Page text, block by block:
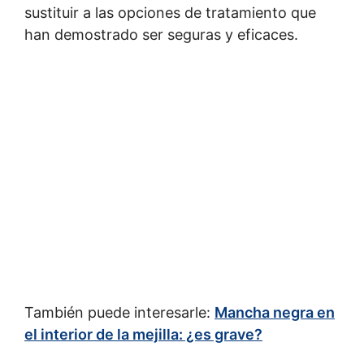
sustituir a las opciones de tratamiento que
han demostrado ser seguras y eficaces.
También puede interesarle: Mancha negra en
el interior de la mejilla: ¿es grave?